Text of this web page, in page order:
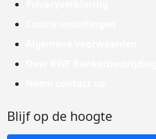
Blijf op de hoogte